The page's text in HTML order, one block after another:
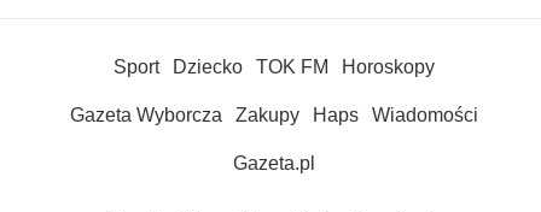
Sport Dziecko TOK FM Horoskopy
Gazeta Wyborcza Zakupy Haps Wiadomości
Gazeta.pl